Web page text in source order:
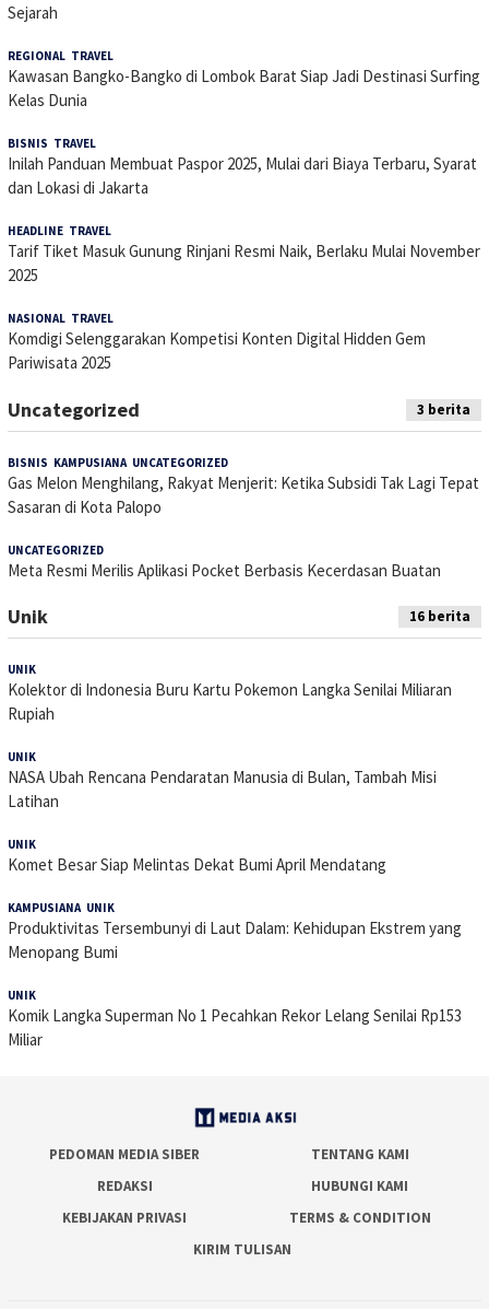
Sejarah
REGIONAL TRAVEL
Kawasan Bangko-Bangko di Lombok Barat Siap Jadi Destinasi Surfing
Kelas Dunia
BISNIS TRAVEL
Inilah Panduan Membuat Paspor 2025, Mulai dari Biaya Terbaru, Syarat
dan Lokasi di Jakarta
HEADLINE TRAVEL
Tarif Tiket Masuk Gunung Rinjani Resmi Naik, Berlaku Mulai November
2025
NASIONAL TRAVEL
Komdigi Selenggarakan Kompetisi Konten Digital Hidden Gem
Pariwisata 2025
Uncategorized 3 berita
BISNIS KAMPUSIANA UNCATEGORIZED
Gas Melon Menghilang, Rakyat Menjerit: Ketika Subsidi Tak Lagi Tepat
Sasaran di Kota Palopo
UNCATEGORIZED
Meta Resmi Merilis Aplikasi Pocket Berbasis Kecerdasan Buatan
Unik 16 berita
UNIK
Kolektor di Indonesia Buru Kartu Pokemon Langka Senilai Miliaran
Rupiah
UNIK
NASA Ubah Rencana Pendaratan Manusia di Bulan, Tambah Misi
Latihan
UNIK
Komet Besar Siap Melintas Dekat Bumi April Mendatang
KAMPUSIANA, UNIK
Produktivitas Tersembunyi di Laut Dalam: Kehidupan Ekstrem yang
Menopang Bumi
UNIK
Komik Langka Superman No 1 Pecahkan Rekor Lelang Senilai Rp153
Miliar
PEDOMAN MEDIA SIBER
TENTANG KAMI
REDAKSI
HUBUNGI KAMI
KEBIJAKAN PRIVASI
TERMS & CONDITION
KIRIM TULISAN